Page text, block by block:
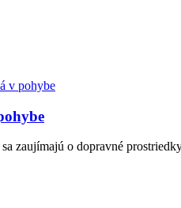
zaujímajú o dopravné